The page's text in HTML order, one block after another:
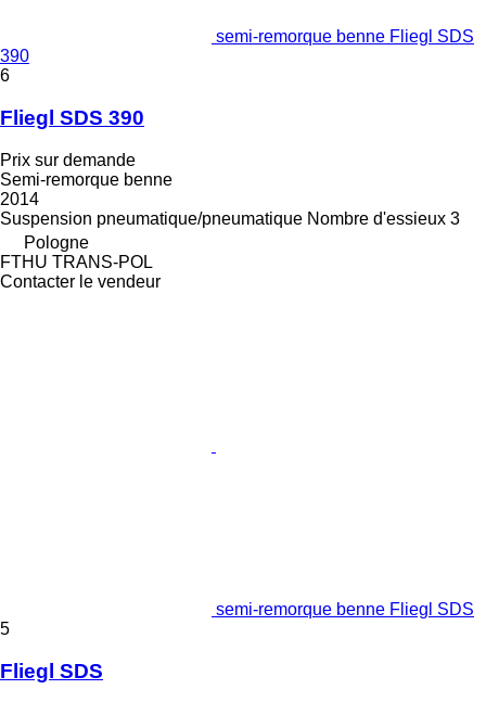
semi-remorque benne Fliegl SDS
390
6
Fliegl SDS 390
Prix sur demande
Semi-remorque benne
2014
Suspension pneumatique/pneumatique Nombre d'essieux 3
Pologne
FTHU TRANS-POL
Contacter le vendeur
semi-remorque benne Fliegl SDS
5
Fliegl SDS